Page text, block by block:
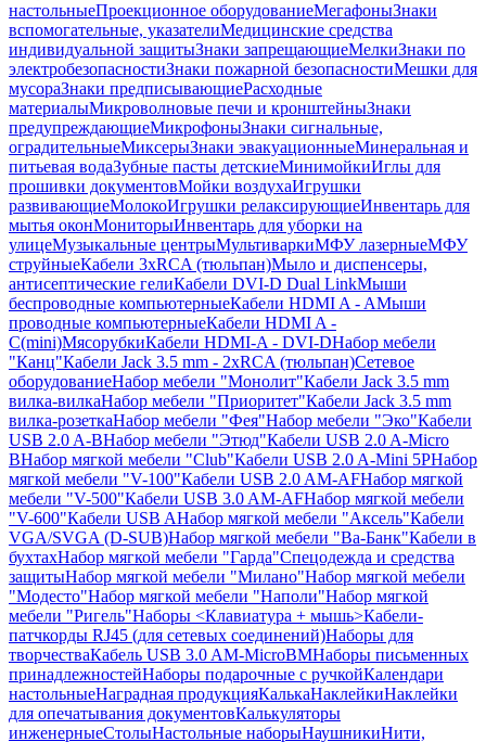
настольныеПроекционное оборудованиеМегафоныЗнаки
вспомогательные, указателиМедицинские средства
индивидуальной защитыЗнаки запрещающиеМелкиЗнаки по
электробезопасностиЗнаки пожарной безопасностиМешки для
мусораЗнаки предписывающиеРасходные
материалыМикроволновые печи и кронштейныЗнаки
предупреждающиеМикрофоныЗнаки сигнальные,
оградительныеМиксерыЗнаки эвакуационныеМинеральная и
питьевая водаЗубные пасты детскиеМинимойкиИглы для
прошивки документовМойки воздухаИгрушки
развивающиеМолокоИгрушки релаксирующиеИнвентарь для
мытья оконМониторыИнвентарь для уборки на
улицеМузыкальные центрыМультиваркиМФУ лазерныеМФУ
струйныеКабели 3xRCA (тюльпан)Мыло и диспенсеры,
антисептические гелиКабели DVI-D Dual LinkМыши
беспроводные компьютерныеКабели HDMI A - AМыши
проводные компьютерныеКабели HDMI A -
C(mini)МясорубкиКабели HDMI-A - DVI-DНабор мебели
"Канц"Кабели Jack 3.5 mm - 2xRCA (тюльпан)Сетевое
оборудованиеНабор мебели "Монолит"Кабели Jack 3.5 mm
вилка-вилкаНабор мебели "Приоритет"Кабели Jack 3.5 mm
вилка-розеткаНабор мебели "Фея"Набор мебели "Эко"Кабели
USB 2.0 A-BНабор мебели "Этюд"Кабели USB 2.0 A-Micro
BНабор мягкой мебели "Club"Кабели USB 2.0 A-Mini 5PНабор
мягкой мебели "V-100"Кабели USB 2.0 AM-AFНабор мягкой
мебели "V-500"Кабели USB 3.0 AM-AFНабор мягкой мебели
"V-600"Кабели USB AНабор мягкой мебели "Аксель"Кабели
VGA/SVGA (D-SUB)Набор мягкой мебели "Ва-Банк"Кабели в
бухтахНабор мягкой мебели "Гарда"Спецодежда и средства
защитыНабор мягкой мебели "Милано"Набор мягкой мебели
"Модесто"Набор мягкой мебели "Наполи"Набор мягкой
мебели "Ригель"Наборы <Клавиатура + мышь>Кабели-
патчкорды RJ45 (для сетевых соединений)Наборы для
творчестваКабель USB 3.0 AM-MicroBMНаборы письменных
принадлежностейНаборы подарочные с ручкойКалендари
настольныеНаградная продукцияКалькаНаклейкиНаклейки
для опечатывания документовКалькуляторы
инженерныеСтолыНастольные наборыНаушникиНити,